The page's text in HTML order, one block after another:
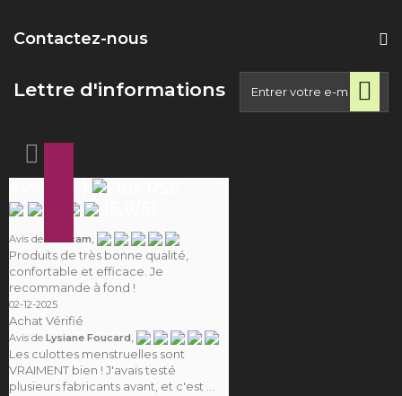
Contactez-nous
Lettre d'informations
Avis de Camcam
Produits de très bonne qualité,
confortable et efficace. Je
recommande à fond !
02-12-2025
Achat Vérifié
Avis de Lysiane Foucard
Les culottes menstruelles sont
VRAIMENT bien ! J'avais testé
plusieurs fabricants avant, et c'est ...